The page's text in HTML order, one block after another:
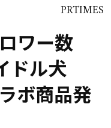
PRTIMES
ワー数
ドル犬
ボ商品発